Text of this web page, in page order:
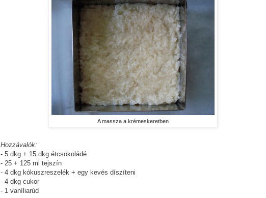
A massza a krémeskeretben
Hozzávalók:
- 5 dkg + 15 dkg étcsokoládé
- 25 + 125 ml tejszín
- 4 dkg kókuszreszelék + egy kevés díszíteni
- 4 dkg cukor
- 1 vaníliarúd